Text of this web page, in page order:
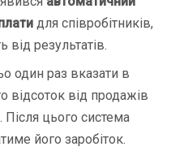
для співробітників,
результатів.
один раз вказати в
відсоток від продажів
цього система
його заробіток.